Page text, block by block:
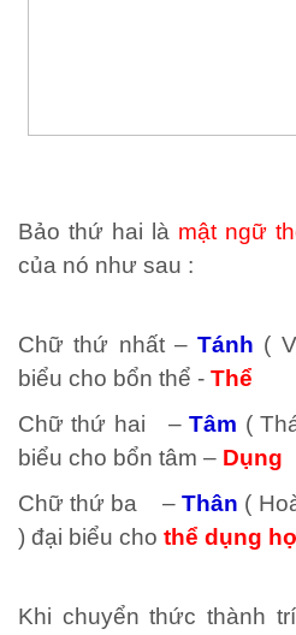
Bảo thứ hai là mật ngữ
của nó như sau :
Chữ thứ nhất –Tánh (
biểu cho bổn thể - Thể
Chữ thứ hai –Tâm (
biểu cho bổn tâm – Dụng
Chữ thứ ba –Thân (
) đại biểu cho thể dụng
Khi chuyển thức thành